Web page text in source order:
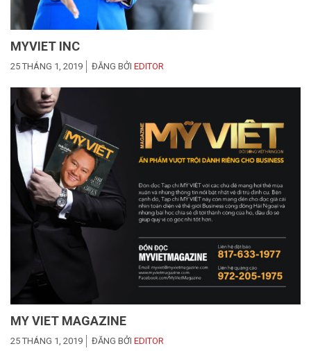
MYVIET INC
25 THÁNG 1, 2019 ĐĂNG BỞI EDITOR
MY VIET MAGAZINE
25 THÁNG 1, 2019 ĐĂNG BỞI EDITOR